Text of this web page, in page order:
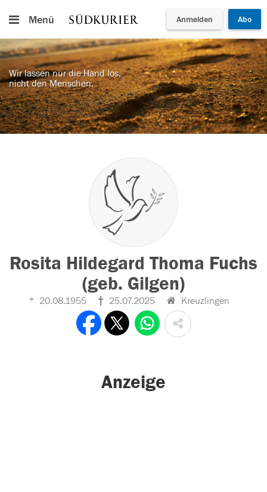
Menü Anmelden Abo
Wir lassen nur die Hand los,
nicht den Menschen.
Rosita Hildegard Thoma Fuchs
(geb. Gilgen)
20.08.1955 25.07.2025 Kreuzlingen
Anzeige